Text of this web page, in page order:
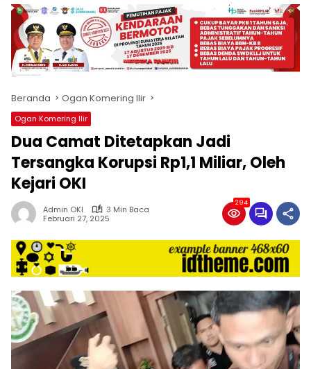
produk
antara
lain
mampu
menjadi
komunikasi
usaha
(beriklan),
fokus
pada
pemberitaan
nasional
maupun
international,
lokal
dan
dinamis,
memiliki
kisaran
harga
iklan
yang
Beranda Ogan Komering Ilir
Ogan Komering Ilir
Dua Camat Ditetapkan Jadi
Tersangka Korupsi Rp1,1 Miliar, Oleh
Kejari OKI
Admin OKI
3 Min Baca
Februari 27, 2025
294